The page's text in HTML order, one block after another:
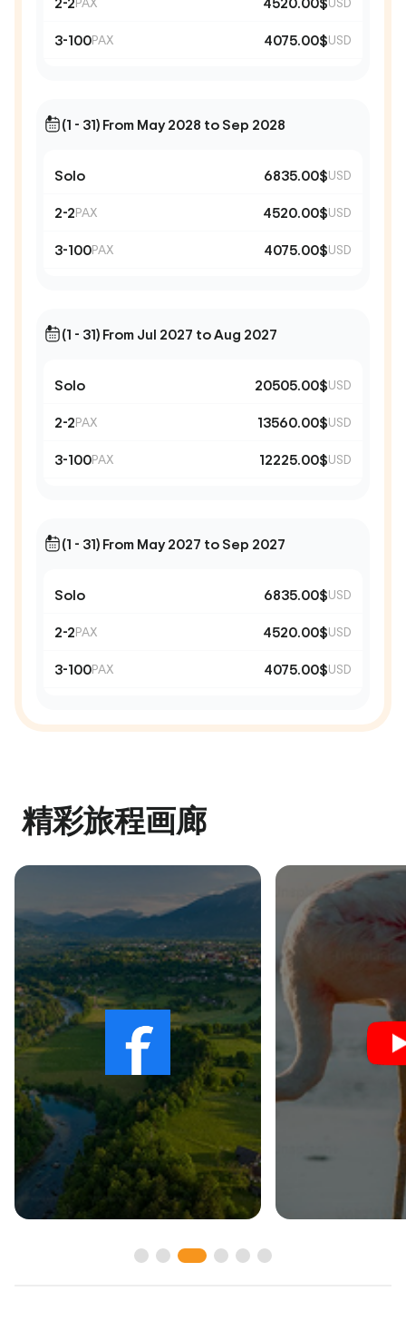
3-100PAX 4075.00$USD
(1 - 31) From May 2028 to Sep 2028
Solo 6835.00$USD
2-2PAX 4520.00$USD
3-100PAX 4075.00$USD
(1 - 31) From Jul 2027 to Aug 2027
Solo 20505.00$USD
2-2PAX 13560.00$USD
3-100PAX 12225.00$USD
(1 - 31) From May 2027 to Sep 2027
Solo 6835.00$USD
2-2PAX 4520.00$USD
3-100PAX 4075.00$USD
精彩旅程画廊